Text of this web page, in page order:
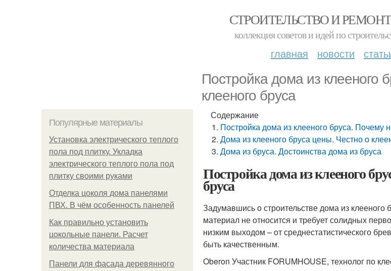
СТРОИТЕЛЬСТВО И
коллекция советов и идей по
главная новости
Постройка дома из клееного
клееного бруса
Популярные материалы
Установка электрического теплого
пола под плитку. Укладка
электрического теплого пола под
плитку своими руками
Отделка цоколя дома панелями
ПВХ. В чём особенность панелей
Как правильно установить
цокольные панели. Расчет
количества материала
Панели для фасада деревянного
Содержание
Постройка дома из клееного бруса. Почему
Дома из клееного бруса цены. Честно о
Дома из бруса. Достоинства дома из бруса
Постройка дома из клееного
бруса
Задумавшись о строительстве дома из клееного
материал не относится и требует солидных
низким выходом – от среднестатистического
быть качественным.
Oberon Участник FORUMHOUSE, технолог по